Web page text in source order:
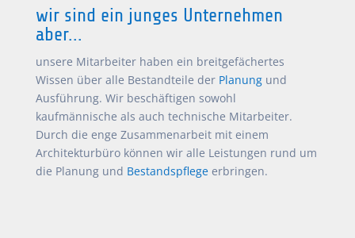
wir sind ein junges Unternehmen
aber...
unsere Mitarbeiter haben ein breitgefächertes
Wissen über alle Bestandteile der Planungund
Ausführung. Wir beschäftigen sowohl
kaufmännische als auch technische Mitarbeiter.
Durch die enge Zusammenarbeit mit einem
Architekturbüro können wir alle Leistungen rund um
die Planung und Bestandspflegeerbringen.